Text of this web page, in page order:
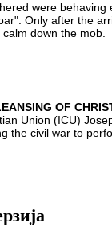
were behaving
Only after the
down the mob.
OF
Union (ICU)
the civil war to